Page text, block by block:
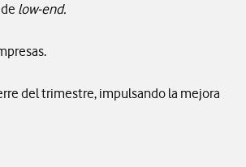
low-end.
del trimestre, impulsando la mejora